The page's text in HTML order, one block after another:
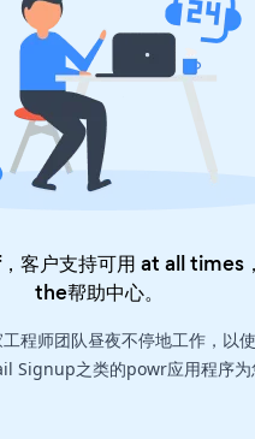
客户支持可用 at all times
the帮助中心。
程师团队昼夜不停地工作，以
Signup之类的powr应用程序为